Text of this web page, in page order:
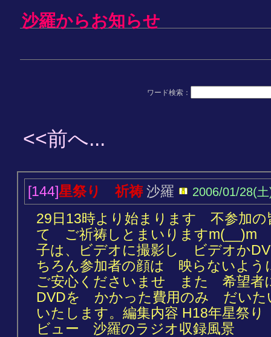
沙羅からお知らせ
ワード検索：
<<前へ...
[144]星祭り 祈祷沙羅 2006/01/28(
29日13時より始まります 不参加
て ご祈祷しとまいりますm(__)m
子は、ビデオに撮影し ビデオか
ちろん参加者の顔は 映らないよ
ご安心くださいませ また 希望者
DVDを かかった費用のみ だいた
いたします。編集内容 H18年星祭
ビュー 沙羅のラジオ収録風景